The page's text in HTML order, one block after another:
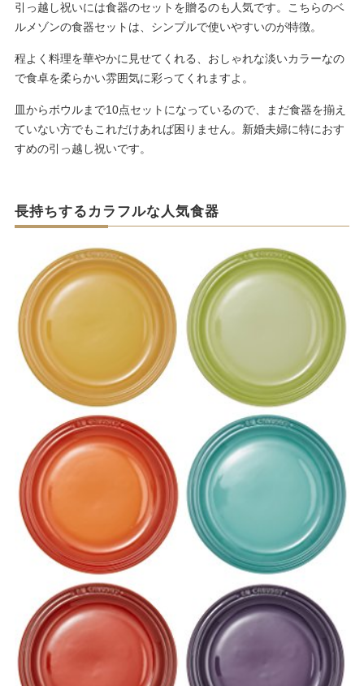
引っ越し祝いには食器のセットを贈るのも人気です。こちらのベ
ルメゾンの食器セットは、シンプルで使いやすいのが特徴。
程よく料理を華やかに見せてくれる、おしゃれな淡いカラーなの
で食卓を柔らかい雰囲気に彩ってくれますよ。
皿からボウルまで10点セットになっているので、まだ食器を揃え
ていない方でもこれだけあれば困りません。新婚夫婦に特におす
すめの引っ越し祝いです。
長持ちするカラフルな人気食器